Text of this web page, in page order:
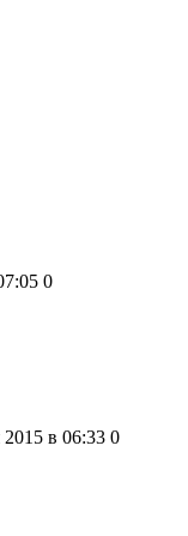
0
2015 в 06:33 0